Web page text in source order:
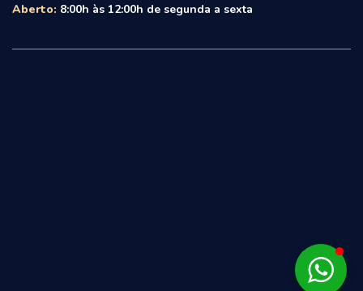
Aberto: 8:00h às 12:00h de segunda a sexta